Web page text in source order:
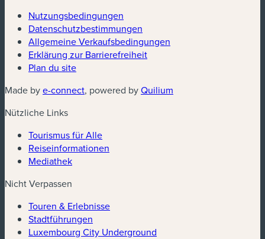
Nutzungsbedingungen
Datenschutzbestimmungen
Allgemeine Verkaufsbedingungen
Erklärung zur Barrierefreiheit
Plan du site
Made bye-connect(neues Fenster)
, powered byQuilium
Nützliche Links
Tourismus für Alle
Reiseinformationen
Mediathek
Nicht Verpassen
Touren & Erlebnisse
Stadtführungen
Luxembourg City Underground